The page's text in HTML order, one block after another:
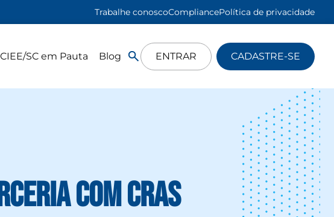
Trabalhe conoscoCompliancePolítica de privacidade
CIEE/SC em Pauta Blog ENTRAR CADASTRE-SE
com CRAS